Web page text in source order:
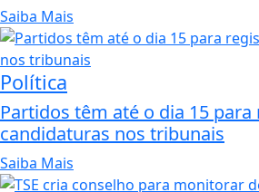
Saiba Mais
Política
Partidos têm até o dia 15
candidaturas nos tribunais
Saiba Mais